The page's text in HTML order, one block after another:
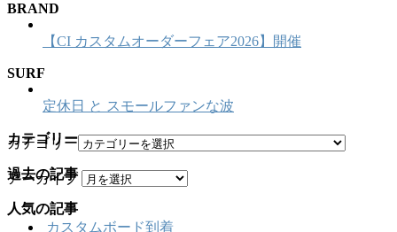
BRAND
【CI カスタムオーダーフェア2026】開催
SURF
定休日 と スモールファンな波
カテゴリー
カテゴリー
過去の記事
アーカイブ
人気の記事
カスタムボード到着